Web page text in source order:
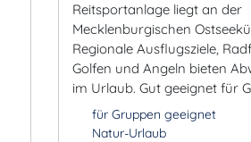
Reitsportanlage liegt an der
Mecklenburgischen
Regionale Ausflugsziele,
Golfen und Angeln bieten
im Urlaub. Gut geeignet für
für Gruppen geeignet
Natur-Urlaub